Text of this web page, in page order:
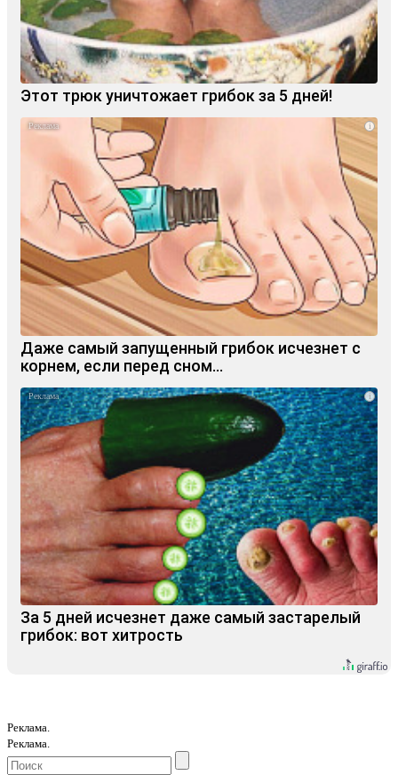
Этот трюк уничтожает грибок за 5 дней!
i
Даже самый запущенный грибок исчезнет с
корнем, если перед сном…
i
За 5 дней исчезнет даже самый застарелый
грибок: вот хитрость
Реклама.
Реклама.